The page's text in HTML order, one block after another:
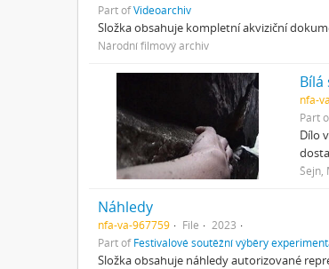
Part ofVideoarchiv
Složka obsahuje kompletní akviziční
Národní filmový archiv
Bílá
nfa-
Part
Dílo
Šejn,
Náhledy
nfa-va-967759 File
2023
Part ofFestivalové soutěžní výběry
Složka obsahuje náhledy autorizované